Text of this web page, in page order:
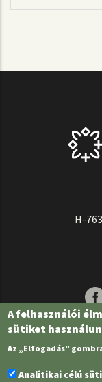
H-
A felhasználói
sütiket
Az „Elfogadás”
Analitikai célú